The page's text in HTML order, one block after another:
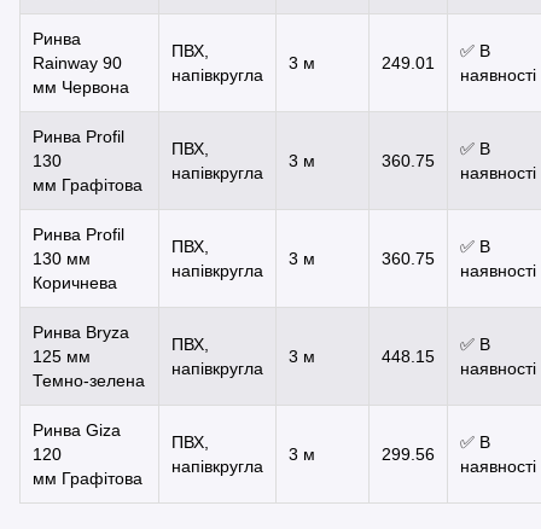
Ринва
Rainway 90
мм Червона
ПВХ,
напівкругла
3 м 249.01
✅ В
наявності
Ринва Profil
130
мм Графітова
ПВХ,
напівкругла
3 м 360.75
✅ В
наявності
Ринва Profil
130 мм
Коричнева
ПВХ,
напівкругла
3 м 360.75
✅ В
наявності
Ринва Bryza
125 мм
Темно-зелена
ПВХ,
напівкругла
3 м 448.15
✅ В
наявності
Ринва Giza
120
мм Графітова
ПВХ,
напівкругла
3 м 299.56
✅ В
наявності